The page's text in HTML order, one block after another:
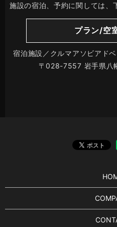
施設の宿泊、予約に関しては、
プラン/空
宿泊施設／クルマアソビアド
〒028-7557 岩手県八